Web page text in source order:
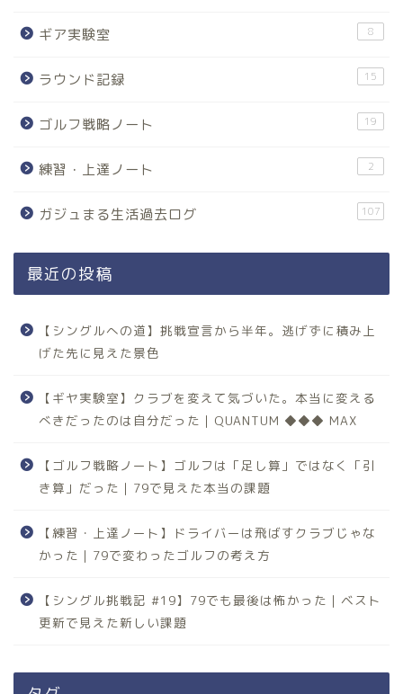
ギア実験室 8
ラウンド記録 15
ゴルフ戦略ノート 19
練習・上達ノート 2
ガジュまる生活過去ログ 107
最近の投稿
【シングルへの道】挑戦宣言から半年。逃げずに積み上
げた先に見えた景色
【ギヤ実験室】クラブを変えて気づいた。本当に変える
べきだったのは自分だった｜QUANTUM ◆◆◆ MAX
【ゴルフ戦略ノート】ゴルフは「足し算」ではなく「引
き算」だった｜79で見えた本当の課題
【練習・上達ノート】ドライバーは飛ばすクラブじゃな
かった｜79で変わったゴルフの考え方
【シングル挑戦記 #19】79でも最後は怖かった｜ベスト
更新で見えた新しい課題